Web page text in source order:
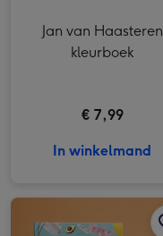
Jan van Haasteren
kleurboek
€ 7,99
In winkelmand